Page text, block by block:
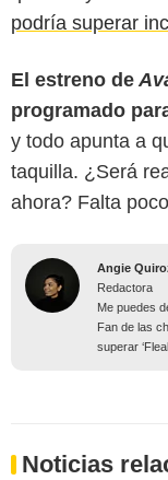
podría superar
El estreno de
programado
y todo apunta a
taquilla. ¿Será
ahora? Falta
Angie
Redactora
Me puedes
Fan de las
superar
Noticias